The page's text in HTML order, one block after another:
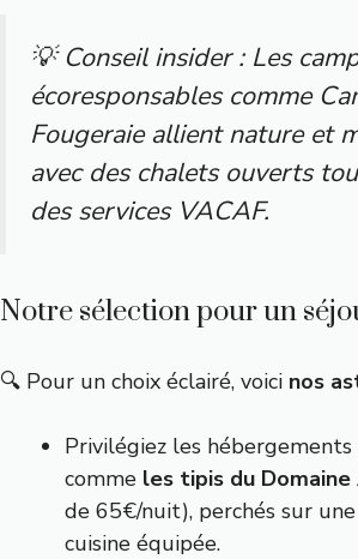
💡 Conseil insider : Les
écoresponsables comme
Fougeraieallient nature et
avec des chalets ouverts
des services VACAF.
Notre sélection pour un
🔍 Pour un choix éclairé, voici nos
Privilégiez les hébergements
comme les tipis du
de 65€/nuit), perchés sur
cuisine équipée.